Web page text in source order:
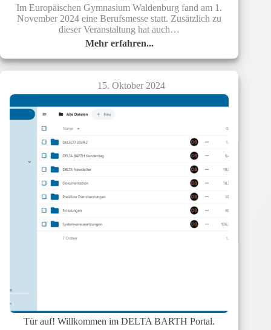
Im Europäischen Gymnasium Waldenburg fand am 1.
November 2024 eine Berufsmesse statt. Zusätzlich zu
dieser Veranstaltung hat auch…
Mehr erfahren...
Auf
Bildungsmission
–
Gast
Europäischen
15. Oktober 2024
Tür auf! Willkommen im DELTA BARTH Portal.